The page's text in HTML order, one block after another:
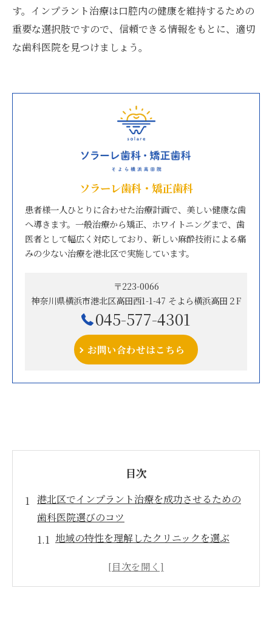
す。インプラント治療は口腔内の健康を維持するための
重要な選択肢ですので、信頼できる情報をもとに、適切
な歯科医院を見つけましょう。
ソラーレ歯科・矯正歯科
患者様一人ひとりに合わせた治療計画で、美しい健康な歯
へ導きます。一般治療から矯正、ホワイトニングまで、歯
医者として幅広く対応しており、新しい麻酔技術による痛
みの少ない治療を港北区で実施しています。
〒223-0066
神奈川県横浜市港北区高田西1-1-47 そよら横浜高田２F
045-577-4301
お問い合わせはこちら
目次
港北区でインプラント治療を成功させるための
歯科医院選びのコツ
地域の特性を理解したクリニックを選ぶ